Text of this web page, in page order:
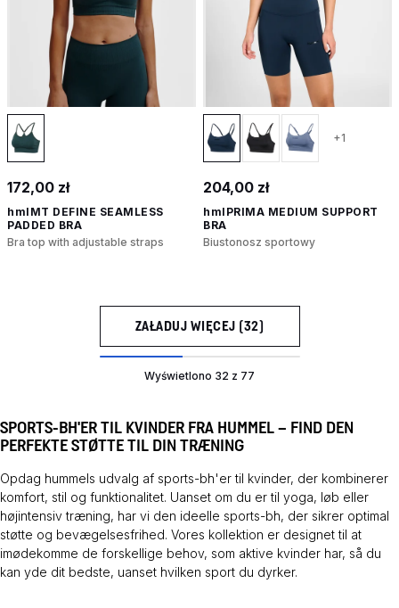
172,00 zł
hmlMT DEFINE SEAMLESS
PADDED BRA
Bra top with adjustable straps
+1
204,00 zł
hmlPRIMA MEDIUM SUPPORT
BRA
Biustonosz sportowy
ZAŁADUJ WIĘCEJ (32)
Wyświetlono 32 z 77
SPORTS-BH'ER TIL KVINDER FRA HUMMEL – FIND DEN
PERFEKTE STØTTE TIL DIN TRÆNING
Opdag hummels udvalg af sports-bh'er til kvinder, der kombinerer
komfort, stil og funktionalitet. Uanset om du er til yoga, løb eller
højintensiv træning, har vi den ideelle sports-bh, der sikrer optimal
støtte og bevægelsesfrihed. Vores kollektion er designet til at
imødekomme de forskellige behov, som aktive kvinder har, så du
kan yde dit bedste, uanset hvilken sport du dyrker.